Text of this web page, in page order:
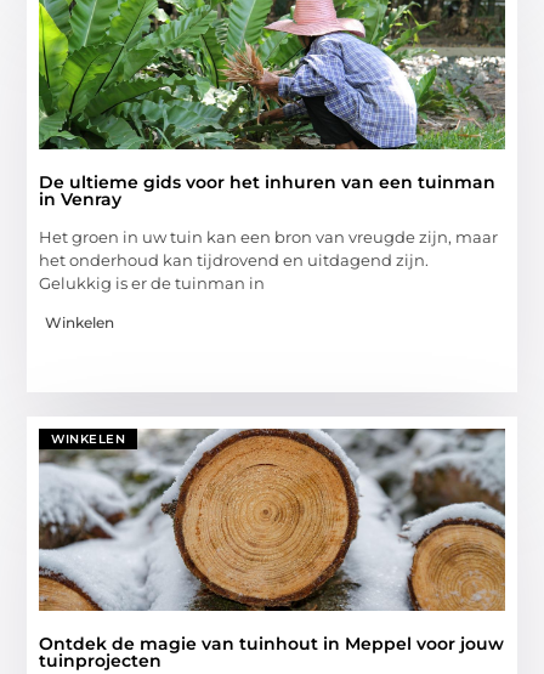
De ultieme gids voor het inhuren van een tuinman
in Venray
Het groen in uw tuin kan een bron van vreugde zijn, maar
het onderhoud kan tijdrovend en uitdagend zijn.
Gelukkig is er de tuinman in
Winkelen
WINKELEN
Ontdek de magie van tuinhout in Meppel voor jouw
tuinprojecten